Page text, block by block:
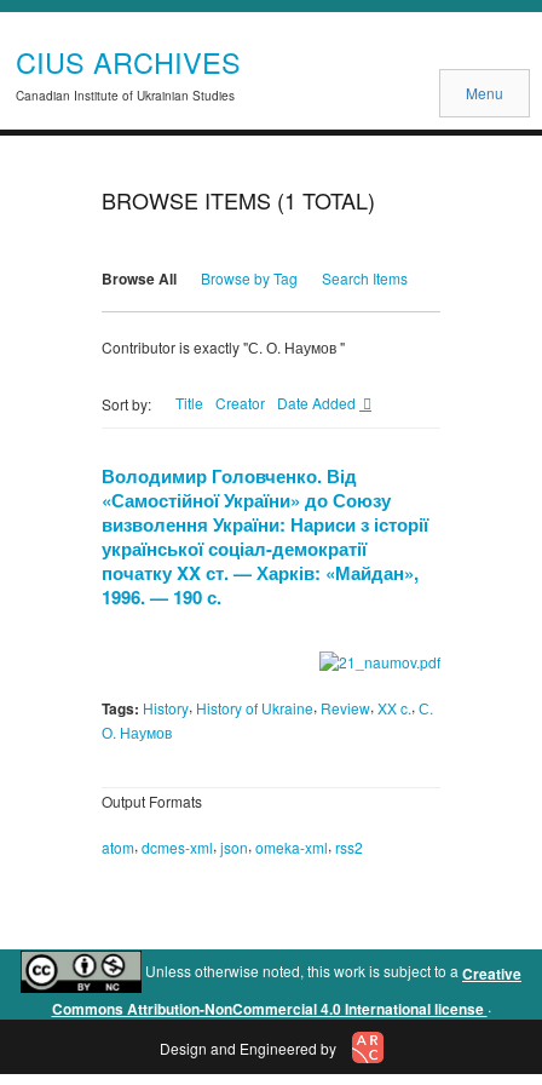
CIUS ARCHIVES
Canadian Institute of Ukrainian Studies Menu
BROWSE ITEMS (1 TOTAL)
Browse All Browse by Tag Search Items
Contributor is exactly "С. О. Наумов "
Sort by: Title Creator Date Added
Володимир Головченко. Від
«Самостійної України» до Союзу
визволення України: Нариси з історії
української соціал-демократії
початку XX ст. — Харків: «Майдан»,
1996. — 190 с.
Tags: History, History of Ukraine, Review, XX c., С.
О. Наумов
Output Formats
atom, dcmes-xml, json, omeka-xml, rss2
Unless otherwise noted, this work is subject to a Creative
Commons Attribution-NonCommercial 4.0 International license .
Design and Engineered by